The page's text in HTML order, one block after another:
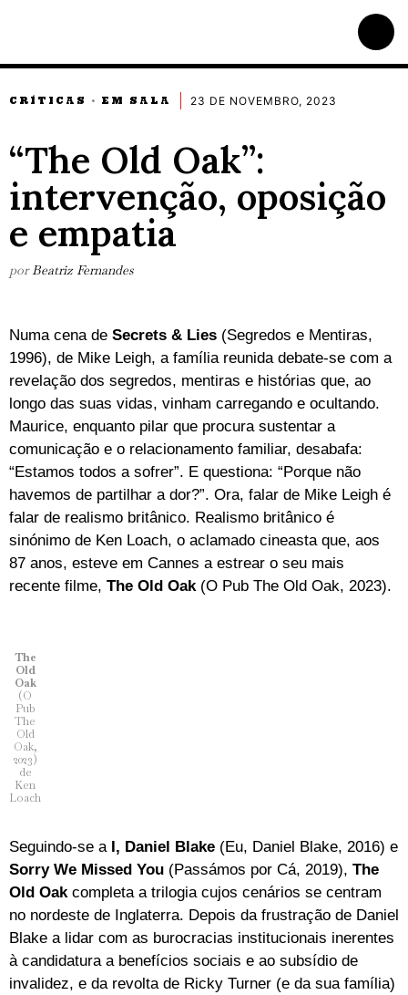
CRÍTICAS · EM SALA 23 DE NOVEMBRO, 2023
“The Old Oak”:
intervenção, oposição
e empatia
porBeatriz Fernandes
Numa cena de Secrets & Lies (Segredos e Mentiras,
1996), de Mike Leigh, a família reunida debate-se com a
revelação dos segredos, mentiras e histórias que, ao
longo das suas vidas, vinham carregando e ocultando.
Maurice, enquanto pilar que procura sustentar a
comunicação e o relacionamento familiar, desabafa:
“Estamos todos a sofrer”. E questiona: “Porque não
havemos de partilhar a dor?”. Ora, falar de Mike Leigh é
falar de realismo britânico. Realismo britânico é
sinónimo de Ken Loach, o aclamado cineasta que, aos
87 anos, esteve em Cannes a estrear o seu mais
recente filme, The Old Oak (O Pub The Old Oak, 2023).
The
Old
Oak
(O
Pub
The
Old
Oak,
2023)
de
Ken
Loach
Seguindo-se a I, Daniel Blake (Eu, Daniel Blake, 2016) e
Sorry We Missed You (Passámos por Cá, 2019), The
Old Oak completa a trilogia cujos cenários se centram
no nordeste de Inglaterra. Depois da frustração de Daniel
Blake a lidar com as burocracias institucionais inerentes
à candidatura a benefícios sociais e ao subsídio de
invalidez, e da revolta de Ricky Turner (e da sua família)